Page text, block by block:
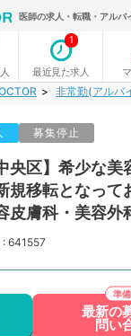
医師の求人・転職・アルバ
最近見た求人
1
非常勤(アルバ
募集停止
央区】希少な
移転となって
皮膚科・美容外
641557
最新の
問い